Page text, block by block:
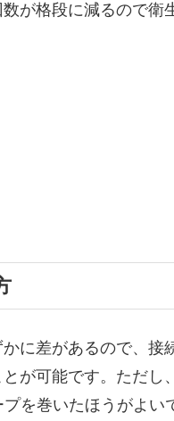
が格段に減るので衛
に差があるので、接
が可能です。ただし
を巻いたほうがよい